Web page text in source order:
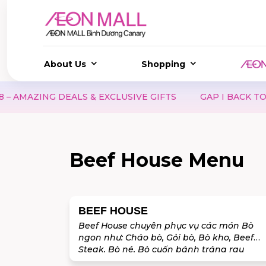
About Us Shopping
DEALS & EXCLUSIVE GIFTS GAP I BACK TO
Beef House Menu
BEEF HOUSE
Beef House chuyên phục vụ các món Bò
ngon như: Cháo bò, Gỏi bò, Bò kho, Beef
Steak, Bò né, Bò cuốn bánh tráng rau
rừng, Lẩu bò, ..... Nguyên liệu được lựa chọn